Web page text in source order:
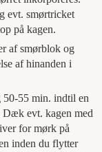
evt. smørtricket
på kagen.
af smørblok og
af hinanden i
50-55 min. indtil en
evt. kagen med
for mørk på
inden du flytter